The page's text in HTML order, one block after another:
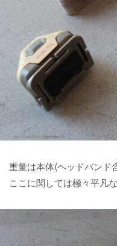
重量は本体(ヘッドバンド
ここに関しては極々平凡